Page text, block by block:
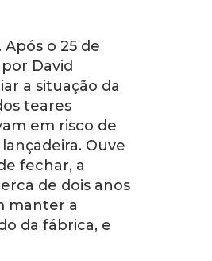
o 25 de
David
a situação da
teares
em risco de
Ouve
fechar, a
de dois anos
manter a
da fábrica, e